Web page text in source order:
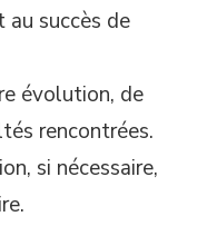
au succès de
évolution, de
rencontrées.
si nécessaire,